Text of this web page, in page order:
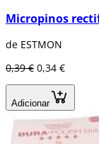
Micropinos
de ESTMON
0,39 € 0,34 €
Adicionar